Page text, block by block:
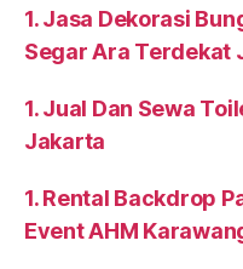
1. Jasa Dekorasi
Segar Ara Terdekat
1. Jual Dan Sewa
Jakarta
1. Rental Backdrop
Event AHM